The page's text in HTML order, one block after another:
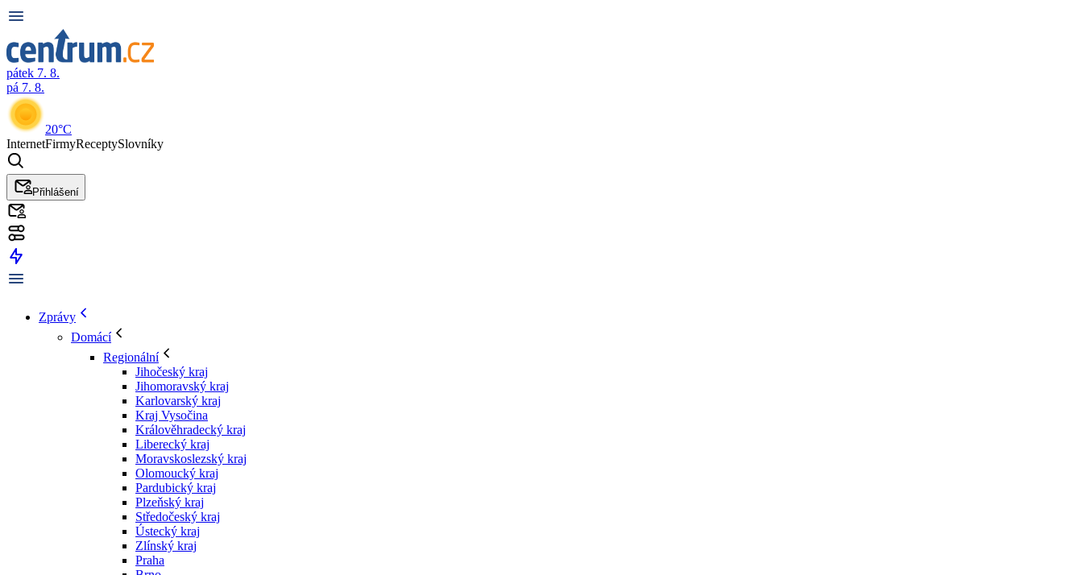
pátek 7. 8.
pá 7. 8.
20°C
InternetFirmyReceptySlovníky
Přihlášení
Zprávy
Domácí
Regionální
Jihočeský kraj
Jihomoravský kraj
Karlovarský kraj
Kraj Vysočina
Králověhradecký kraj
Liberecký kraj
Moravskoslezský kraj
Olomoucký kraj
Pardubický kraj
Plzeňský kraj
Středočeský kraj
Ústecký kraj
Zlínský kraj
Praha